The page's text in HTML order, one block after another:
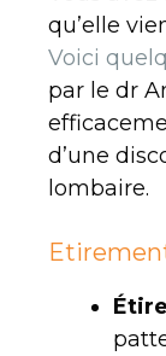
qu’elle
Voici
par le dr
d’une
lombaire.